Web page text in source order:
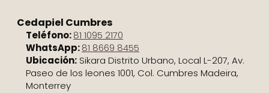
Cedapiel Cumbres
Teléfono:81 1095 2170
WhatsApp:81 8669 8455
Ubicación: Sikara Distrito Urbano, Local L-207, Av.
Paseo de los leones 1001, Col. Cumbres Madeira,
Monterrey